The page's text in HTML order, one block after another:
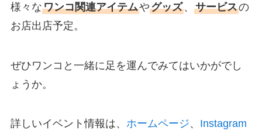
様々なワンコ関連アイテムやグッズ、 サービスの
お店出店予定。
ぜひワンコと一緒に足を運んでみてはいかがでし
ょうか。
詳しいイベント情報は、 ホームページ、 Instagram